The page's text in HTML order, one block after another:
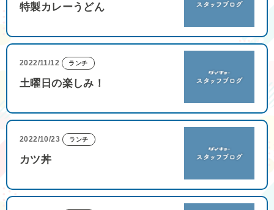
特製カレーうどん
2022/11/12 ランチ
土曜日の楽しみ！
2022/10/23 ランチ
カツ丼